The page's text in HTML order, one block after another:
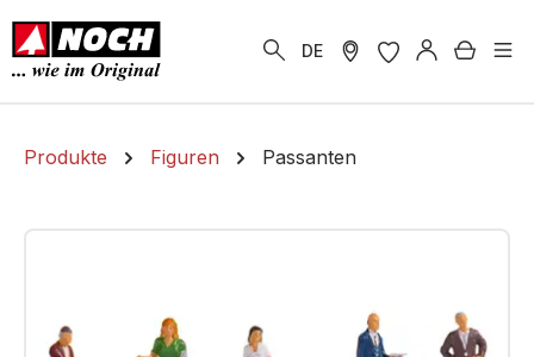
springen
DE
Produkte Figuren Passanten
Bildergalerie überspringen